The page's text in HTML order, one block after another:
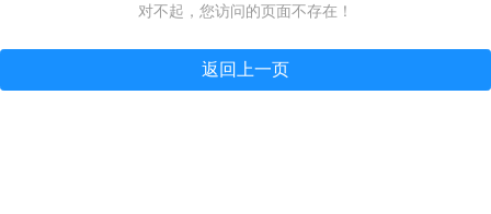
对不起，您访问的页面不存在！
返回上一页